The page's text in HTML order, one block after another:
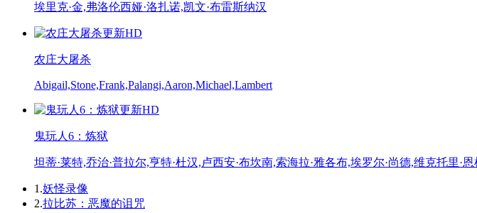
埃里克·金,弗洛伦西娅·洛扎诺,凯文·布雷斯纳汉
更新HD
农庄大屠杀
Abigail,Stone,Frank,Palangi,Aaron,Michael,Lambert
更新HD
鬼玩人6：炼狱
坦蒂·莱特,乔治·普拉尔,亨特·杜汉,卢西安·布坎南,索海拉·雅各布,埃罗尔·尚德,维克托里·
1.妖怪录像
2.拉比苏：恶魔的诅咒